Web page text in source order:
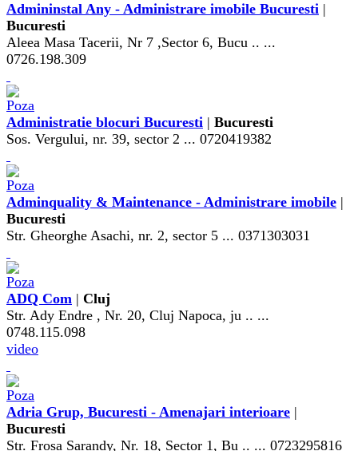
Admininstal Any - Administrare imobile Bucuresti |
Bucuresti
Aleea Masa Tacerii, Nr 7 ,Sector 6, Bucu .. ...
0726.198.309
Administratie blocuri Bucuresti | Bucuresti
Sos. Vergului, nr. 39, sector 2 ... 0720419382
Adminquality & Maintenance - Administrare imobile |
Bucuresti
Str. Gheorghe Asachi, nr. 2, sector 5 ... 0371303031
ADQ Com | Cluj
Str. Ady Endre , Nr. 20, Cluj Napoca, ju .. ...
0748.115.098
video
Adria Grup, Bucuresti - Amenajari interioare |
Bucuresti
Str. Frosa Sarandy, Nr. 18, Sector 1, Bu .. ... 0723295816